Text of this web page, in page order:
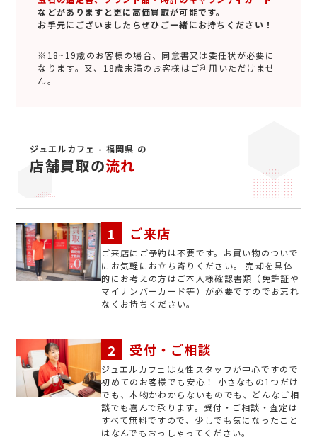
などがありますと更に高価買取が可能です。
お手元にございましたらぜひご一緒にお持ちください！
※18~19歳のお客様の場合、同意書又は委任状が必要に
なります。又、18歳未満のお客様はご利用いただけませ
ん。
ジュエルカフェ - 福岡県 の
店舗買取の流れ
ご来店
ご来店にご予約は不要です。お買い物のついで
にお気軽にお立ち寄りください。 売却を具体
的にお考えの方はご本人様確認書類（免許証や
マイナンバーカード等）が必要ですのでお忘れ
なくお持ちください。
受付・ご相談
ジュエルカフェは女性スタッフが中心ですので
初めてのお客様でも安心！ 小さなもの1つだけ
でも、本物かわからないものでも、どんなご相
談でも喜んで承ります。受付・ご相談・査定は
すべて無料ですので、少しでも気になったこと
はなんでもおっしゃってください。